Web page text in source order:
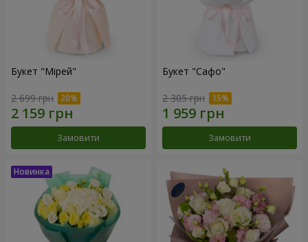
Букет "Мірей"
2 699 грн
Замовити
Букет "Сафо"
2 305 грн
Замовити